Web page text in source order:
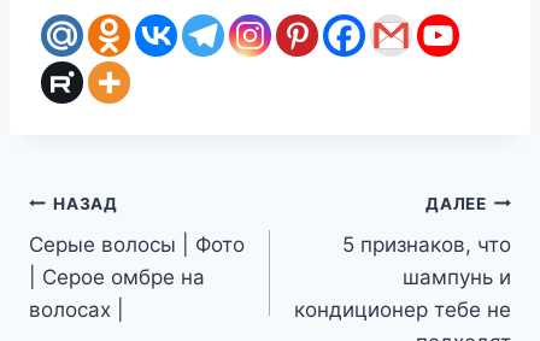
Навигация
по
записям
НАЗАД
Серые волосы | Фото
| Серое омбре на
волосах |
ДАЛЕЕ
5 признаков, что
шампунь и
кондиционер тебе не